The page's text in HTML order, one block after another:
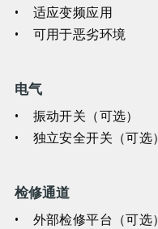
• 适应变频应用
• 可用于恶劣环境
电气
• 振动开关（可选）
• 独立安全开关（可选）
检修通道
• 外部检修平台（可选）